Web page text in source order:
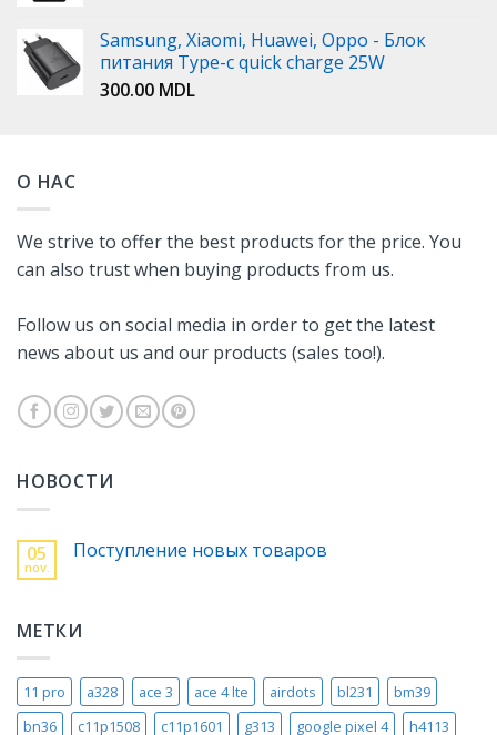
Samsung, Xiaomi, Huawei, Oppo - Блок
питания Type-c quick charge 25W
300.00 MDL
О НАС
We strive to offer the best products for the price. You
can also trust when buying products from us.
Follow us on social media in order to get the latest
news about us and our products (sales too!).
НОВОСТИ
05
nov.
Поступление новых товаров
МЕТКИ
11 pro a328 ace 3 ace 4 lte airdots bl231
bm39
bn36
c11p1508 c11p1601 g313 google pixel 4 h4113